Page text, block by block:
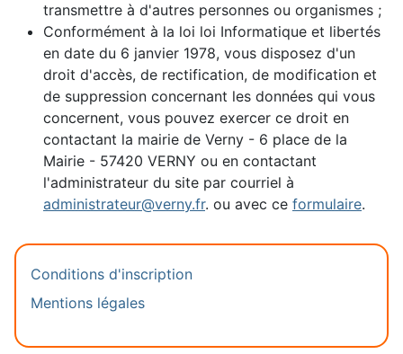
transmettre à d'autres personnes ou organismes ;
Conformément à la loi loi Informatique et libertés
en date du 6 janvier 1978, vous disposez d'un
droit d'accès, de rectification, de modification et
de suppression concernant les données qui vous
concernent, vous pouvez exercer ce droit en
contactant la mairie de Verny - 6 place de la
Mairie - 57420 VERNY ou en contactant
l'administrateur du site par courriel à
administrateur@verny.fr. ou avec ce formulaire.
Conditions d'inscription
Mentions légales